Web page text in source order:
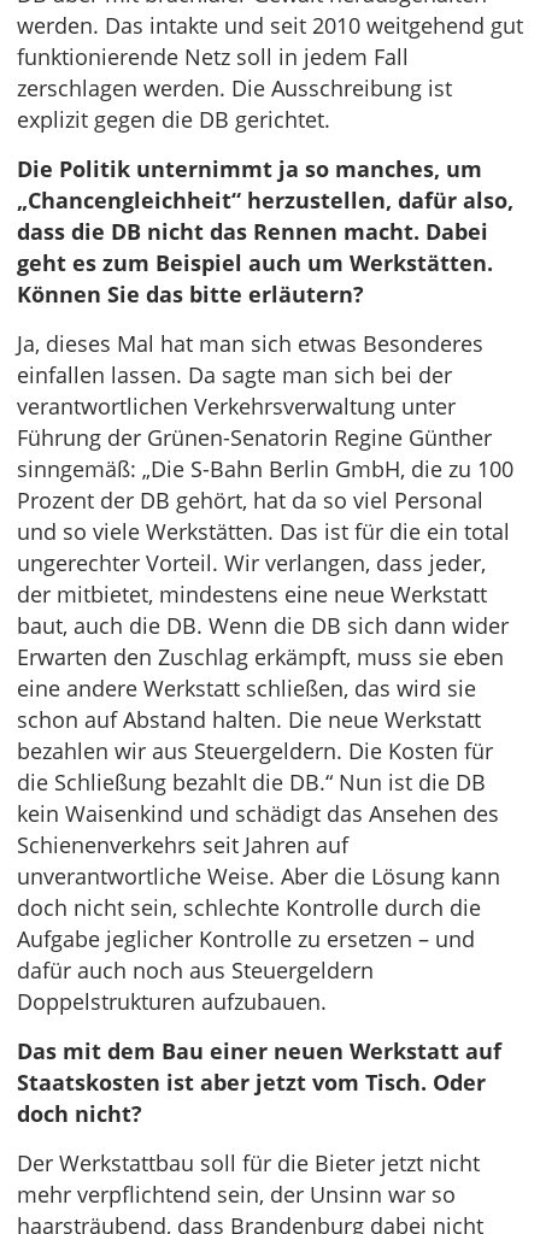
werden. Das intakte und seit 2010 weitgehend gut
funktionierende Netz soll in jedem Fall
zerschlagen werden. Die Ausschreibung ist
explizit gegen die DB gerichtet.
Die Politik unternimmt ja so manches, um
„Chancengleichheit“ herzustellen, dafür also,
dass die DB nicht das Rennen macht. Dabei
geht es zum Beispiel auch um Werkstätten.
Können Sie das bitte erläutern?
Ja, dieses Mal hat man sich etwas Besonderes
einfallen lassen. Da sagte man sich bei der
verantwortlichen Verkehrsverwaltung unter
Führung der Grünen-Senatorin Regine Günther
sinngemäß: „Die S-Bahn Berlin GmbH, die zu 100
Prozent der DB gehört, hat da so viel Personal
und so viele Werkstätten. Das ist für die ein total
ungerechter Vorteil. Wir verlangen, dass jeder,
der mitbietet, mindestens eine neue Werkstatt
baut, auch die DB. Wenn die DB sich dann wider
Erwarten den Zuschlag erkämpft, muss sie eben
eine andere Werkstatt schließen, das wird sie
schon auf Abstand halten. Die neue Werkstatt
bezahlen wir aus Steuergeldern. Die Kosten für
die Schließung bezahlt die DB.“ Nun ist die DB
kein Waisenkind und schädigt das Ansehen des
Schienenverkehrs seit Jahren auf
unverantwortliche Weise. Aber die Lösung kann
doch nicht sein, schlechte Kontrolle durch die
Aufgabe jeglicher Kontrolle zu ersetzen – und
dafür auch noch aus Steuergeldern
Doppelstrukturen aufzubauen.
Das mit dem Bau einer neuen Werkstatt auf
Staatskosten ist aber jetzt vom Tisch. Oder
doch nicht?
Der Werkstattbau soll für die Bieter jetzt nicht
mehr verpflichtend sein, der Unsinn war so
haarsträubend, dass Brandenburg dabei nicht